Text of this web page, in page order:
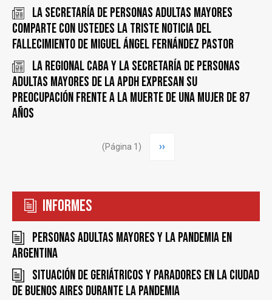
La Secretaría de Personas Adultas Mayores
comparte con ustedes la triste noticia del
fallecimiento de Miguel Ángel Fernández Pastor
La regional CABA y la Secretaría de Personas
Adultas Mayores de la APDH expresan su
preocupación frente a la muerte de una mujer de 87
años
(Página 1)
Siguiente
››
Informes
Personas Adultas Mayores y la pandemia en
Argentina
Situación de geriátricos y paradores en la Ciudad
de Buenos Aires durante la pandemia